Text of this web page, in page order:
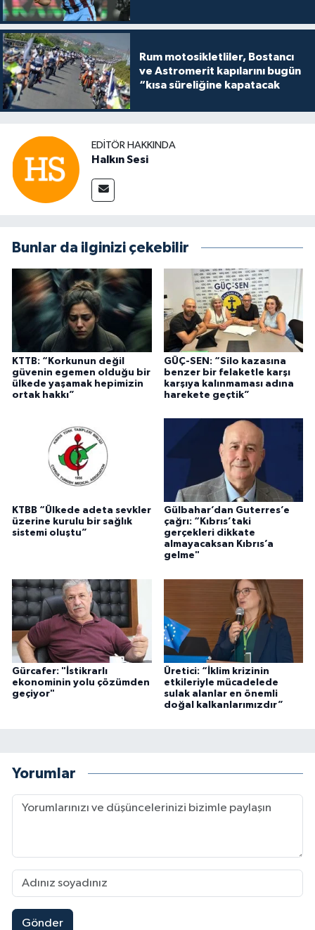
Rum motosikletliler, Bostancı
ve Astromerit kapılarını bugün
“kısa süreliğine kapatacak
EDITÖR HAKKINDA
Halkın Sesi
Bunlar da ilginizi çekebilir
KTTB: “Korkunun değil
güvenin egemen olduğu bir
ülkede yaşamak hepimizin
ortak hakkı”
GÜÇ-SEN: “Silo kazasına
benzer bir felaketle karşı
karşıya kalınmaması adına
harekete geçtik”
KTBB “Ülkede adeta sevkler
üzerine kurulu bir sağlık
sistemi oluştu”
Gülbahar’dan Guterres’e
çağrı: “Kıbrıs’taki
gerçekleri dikkate
almayacaksan Kıbrıs’a
gelme"
Gürcafer: "İstikrarlı
ekonominin yolu çözümden
geçiyor"
Üretici: “İklim krizinin
etkileriyle mücadelede
sulak alanlar en önemli
doğal kalkanlarımızdır”
Yorumlar
Gönder